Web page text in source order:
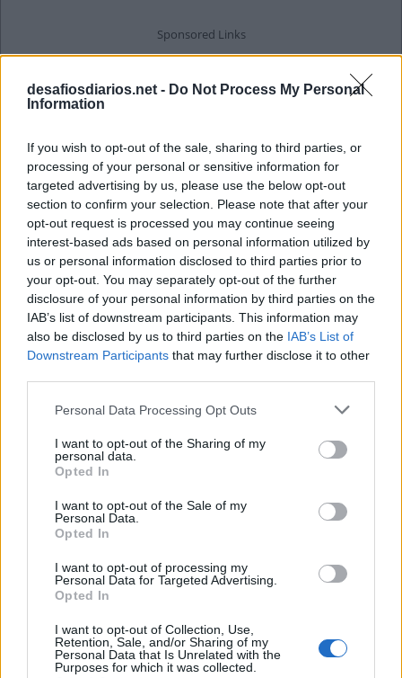
desafiosdiarios.net - Do Not Process My Personal
Information
If you wish to opt-out of the sale, sharing to third parties, or
processing of your personal or sensitive information for
targeted advertising by us, please use the below opt-out
section to confirm your selection. Please note that after your
opt-out request is processed you may continue seeing
interest-based ads based on personal information utilized by
us or personal information disclosed to third parties prior to
your opt-out. You may separately opt-out of the further
disclosure of your personal information by third parties on the
IAB’s list of downstream participants. This information may
also be disclosed by us to third parties on the IAB’s List of
Downstream Participants that may further disclose it to other
Personal Data Processing Opt Outs
I want to opt-out of the Sharing of my
personal data.
Opted In
I want to opt-out of the Sale of my
Personal Data.
Opted In
I want to opt-out of processing my
Personal Data for Targeted Advertising.
Opted In
I want to opt-out of Collection, Use,
Retention, Sale, and/or Sharing of my
Personal Data that Is Unrelated with the
Purposes for which it was collected.
Display de cristal líquido como o de
TV e celular
A resposta a esta pergunta:
Mais respostas deste quebra-cabeça: